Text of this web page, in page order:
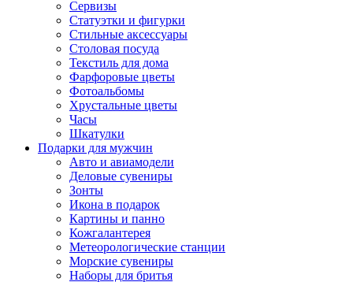
Сервизы
Статуэтки и фигурки
Стильные аксессуары
Столовая посуда
Текстиль для дома
Фарфоровые цветы
Фотоальбомы
Хрустальные цветы
Часы
Шкатулки
Подарки для мужчин
Авто и авиамодели
Деловые сувениры
Зонты
Икона в подарок
Картины и панно
Кожгалантерея
Метеорологические станции
Морские сувениры
Наборы для бритья